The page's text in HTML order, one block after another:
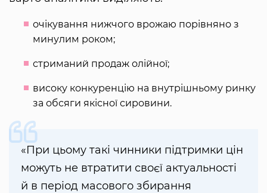
очікування нижчого врожаю порівняно з
минулим роком;
стриманий продаж олійної;
високу конкуренцію на внутрішньому ринку
за обсяги якісної сировини.
«При цьому такі чинники підтримки цін
можуть не втратити своєї актуальності
й в період масового збирання